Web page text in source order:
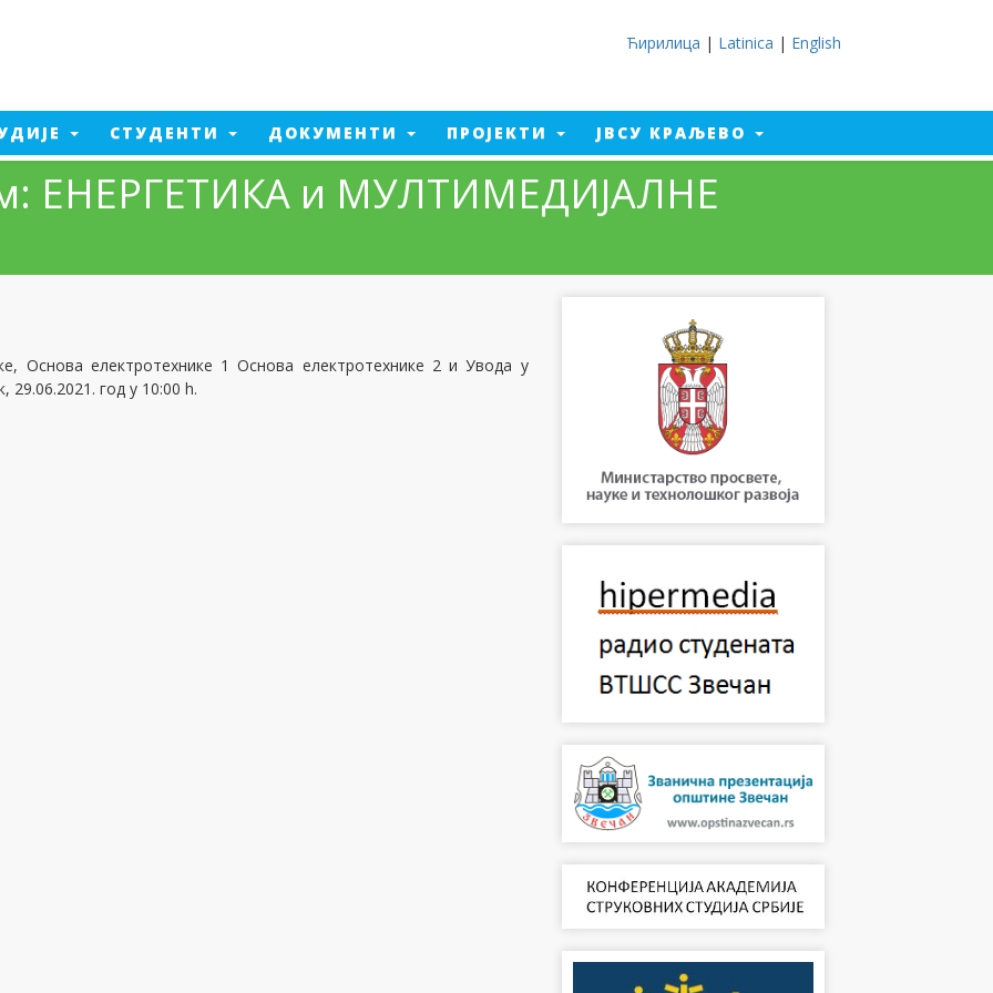
Ћирилица | Latinica | English
од пожара - 2026
Електроенергетско
СТУДЕНТИ ДОКУМЕНТИ ПРОЈЕКТИ ЈВСУ КРАЉЕВО
ЕНЕРГЕТИКА и МУЛТИМЕДИЈАЛНЕ
Основа електротехнике 1 Основа електротехнике 2 и Увода у
29.06.2021. год у 10:00 h.